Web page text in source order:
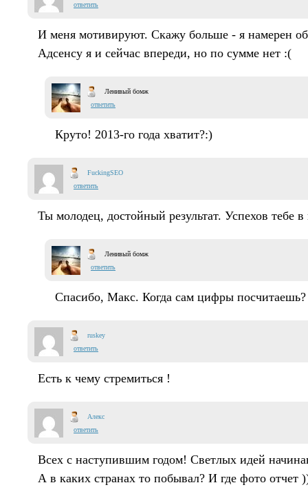
ответить
И меня мотивируют. Скажу больше - я намерен
Адсенсу я и сейчас впереди, но по сумме нет :(
Ленивый бомж
ответить
Круто! 2013-го года хватит?:)
FuckingSEO
ответить
Ты молодец, достойный результат. Успехов тебе
Ленивый бомж
ответить
Спасибо, Макс. Когда сам цифры посчитаешь?
ruskey
ответить
Есть к чему стремиться !
Алекс
ответить
Всех с наступившим годом! Светлых идей
А в каких странах то побывал? И где фото отчет